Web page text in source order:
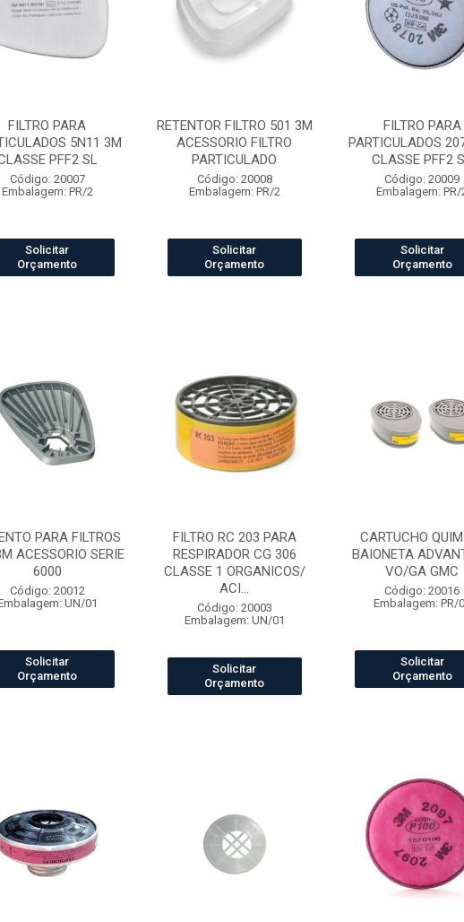
FILTRO PARA
5N11 3M
PFF2 SL
Código: 20007
Embalagem: PR/2
Solicitar
Orçamento
RETENTOR FILTRO 501 3M
ACESSORIO FILTRO
PARTICULADO
Código: 20008
Embalagem: PR/2
Solicitar
Orçamento
FILTRO PARA
PARTICULADOS
CLASSE PFF2
Código: 20009
Embalagem: PR/
Solicitar
Orçamento
PARA FILTROS
ACESSORIO SERIE
6000
Código: 20012
UN/01
Solicitar
Orçamento
FILTRO RC 203 PARA
RESPIRADOR CG 306
CLASSE 1 ORGANICOS/
ACI...
Código: 20003
Embalagem: UN/01
Solicitar
Orçamento
CARTUCHO
BAIONETA
VO/GA GMC
Código: 20016
Embalagem: PR/
Solicitar
Orçamento